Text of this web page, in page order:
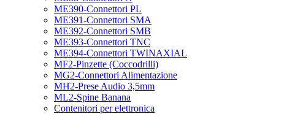
ME390-Connettori PL
ME391-Connettori SMA
ME392-Connettori SMB
ME393-Connettori TNC
ME394-Connettori TWINAXIAL
MF2-Pinzette (Coccodrilli)
MG2-Connettori Alimentazione
MH2-Prese Audio 3,5mm
ML2-Spine Banana
Contenitori per elettronica